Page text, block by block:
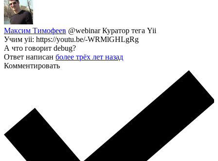
Максим Тимофеев @webinarКуратор тега Yii
Учим yii: https://youtu.be/-WRMlGHLgRg
А что говорит debug?
Ответ написан более трёх лет назад
Комментировать